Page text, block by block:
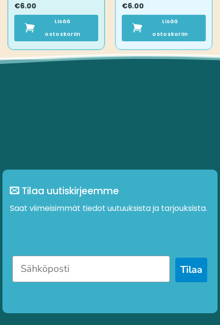
€6.00
Lisää
ostoskoriin
€6.00
Lisää
ostoskoriin
Tilaa uutiskirjeemme
Saat viimeisimmät tiedot uutuuksista ja tarjouksista.
Tilaa